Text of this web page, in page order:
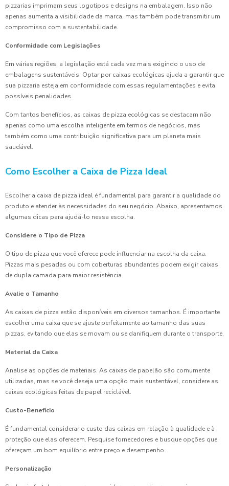
pizzarias imprimam seus logotipos e designs na embalagem. Isso não
apenas aumenta a visibilidade da marca, mas também pode transmitir um
compromisso com a sustentabilidade.
Conformidade com Legislações
Em várias regiões, a legislação está cada vez mais exigindo o uso de
embalagens sustentáveis. Optar por caixas ecológicas ajuda a garantir que
sua pizzaria esteja em conformidade com essas regulamentações e evita
possíveis penalidades.
Com tantos benefícios, as caixas de pizza ecológicas se destacam não
apenas como uma escolha inteligente em termos de negócios, mas
também como uma contribuição significativa para um planeta mais
saudável.
Como Escolher a Caixa de Pizza Ideal
Escolher a caixa de pizza ideal é fundamental para garantir a qualidade do
produto e atender às necessidades do seu negócio. Abaixo, apresentamos
algumas dicas para ajudá-lo nessa escolha.
Considere o Tipo de Pizza
O tipo de pizza que você oferece pode influenciar na escolha da caixa.
Pizzas mais pesadas ou com coberturas abundantes podem exigir caixas
de dupla camada para maior resistência.
Avalie o Tamanho
As caixas de pizza estão disponíveis em diversos tamanhos. É importante
escolher uma caixa que se ajuste perfeitamente ao tamanho das suas
pizzas, evitando que elas se movam ou se danifiquem durante o transporte.
Material da Caixa
Analise as opções de materiais. As caixas de papelão são comumente
utilizadas, mas se você deseja uma opção mais sustentável, considere as
caixas ecológicas feitas de papel reciclável.
Custo-Benefício
É fundamental considerar o custo das caixas em relação à qualidade e à
proteção que elas oferecem. Pesquise fornecedores e busque opções que
ofereçam um bom equilíbrio entre preço e desempenho.
Personalização